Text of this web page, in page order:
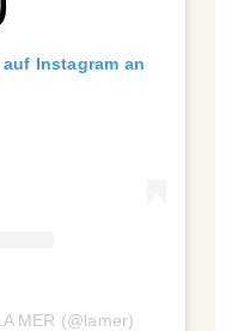
Instagram an
MER (@lamer)